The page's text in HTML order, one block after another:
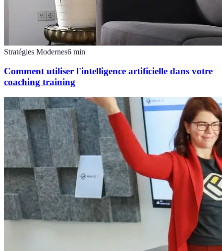
Stratégies Modernes6 min
Comment utiliser l'intelligence artificielle dans votre
coaching training